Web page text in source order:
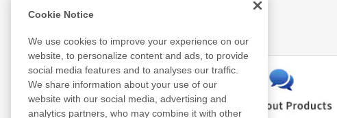
Related Information
Cookie Notice
We use cookies to improve your experience on our
website, to personalize content and ads, to provide
social media features and to analyses our traffic.
We share information about your use of our
website with our social media, advertising and
analytics partners, who may combine it with other